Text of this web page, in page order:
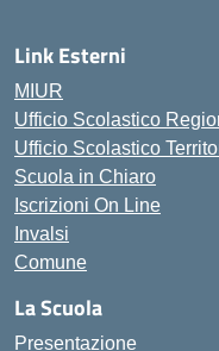
Link Esterni
MIUR
Ufficio Scolastico
Ufficio Scolastico
Scuola in Chiaro
Iscrizioni On Line
Invalsi
Comune
La Scuola
Presentazione